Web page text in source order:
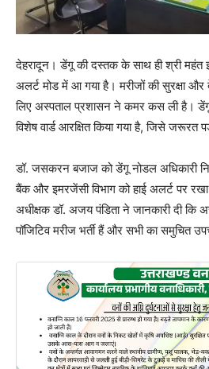
देहरादून। डेंगू की दस्तक के साथ ही श्री महंत
अलर्ट मोड में आ गया है। मरीजों की सुरक्षा
लिए अस्पताल प्रशासन ने कमर कस ली है।
विशेष वार्ड आरक्षित किया गया है, जिसे जरूरत
डॉ. जसकरन बजाज को डेंगू नोडल अधिकारी
बैंक और इमरजेंसी विभाग को हाई अलर्ट पर
अधीक्षक डॉ. अजय पंडिता ने जानकारी दी कि
पॉजिटिव मरीज भर्ती हैं और सभी का समुचित